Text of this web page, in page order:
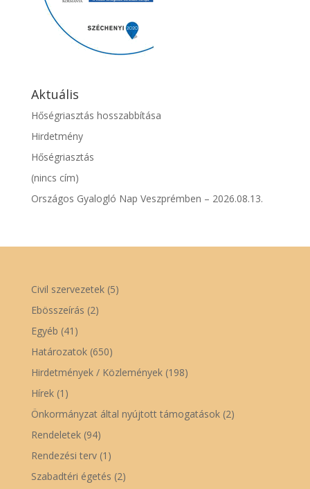
Aktuális
Hőségriasztás hosszabbítása
Hirdetmény
Hőségriasztás
(nincs cím)
Országos Gyalogló Nap Veszprémben – 2026.08.13.
Civil szervezetek(5)
Ebösszeírás (2)
Egyéb (41)
Határozatok(650)
Hirdetmények / Közlemények(198)
Hírek(1)
Önkormányzat által nyújtott támogatások(2)
Rendeletek(94)
Rendezési terv(1)
Szabadtéri égetés (2)